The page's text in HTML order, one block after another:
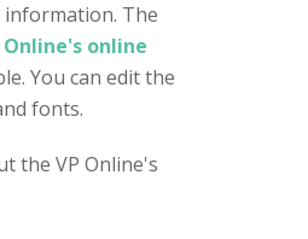
The
online
You can edit the
fonts.
the VP Online's